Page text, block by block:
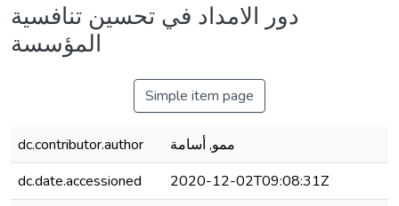
دور الامداد في تحسين تنافسية
المؤسسة
Simple item page
dc.contributor.author
ممو, أسامة
dc.date.accessioned
2020-12-02T09:08:31Z